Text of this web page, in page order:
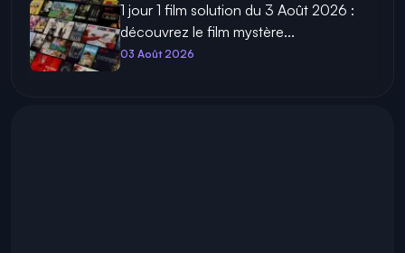
1 jour 1 film solution du 3 Août 2026 :
découvrez le film mystère...
03 Août 2026